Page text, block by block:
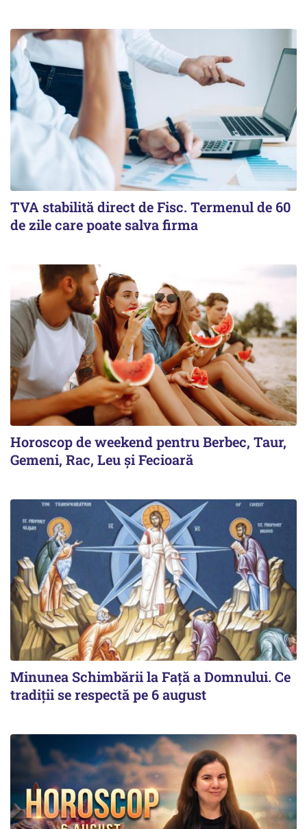
TVA stabilită direct de Fisc. Termenul de 60
de zile care poate salva firma
Horoscop de weekend pentru Berbec, Taur,
Gemeni, Rac, Leu și Fecioară
Minunea Schimbării la Față a Domnului. Ce
tradiții se respectă pe 6 august